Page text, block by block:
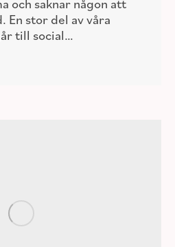
och saknar någon att
En stor del av våra
till social…